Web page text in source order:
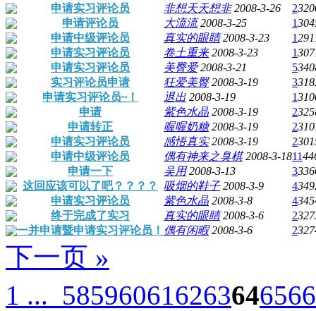
申请实习评论员
非想天天想非 2008-3-26 2
申请评论员
大流流 2008-3-25 1
申请中级评论员
真实的眼睛 2008-3-23 1
申请实习评论员
卷土重来 2008-3-23 1
申请实习评论员
美臀爱 2008-3-21 5
实习评论员申请
狂爱美臀 2008-3-19 3
申请实习评论员~！
退出 2008-3-19 1
申请
紫色水晶 2008-3-19 2
申请转正
喔喔奶糖 2008-3-19 2
申请实习评论员
感悟真实 2008-3-19 2
申请中级评论员
偶有神来之臭棋 2008-3-1811
申请一下
吴用 2008-3-13 3
这回应该可以了吧？？？？
吸烟的鞋子 2008-3-9 4
申请实习评论员
紫色水晶 2008-3-8 4
终于完成了实习
真实的眼睛 2008-3-6 2
一并申请暨申请实习评论员！ 偶有闲暇 2008-3-6 2
下一页 »
1 ... 585960616263646566